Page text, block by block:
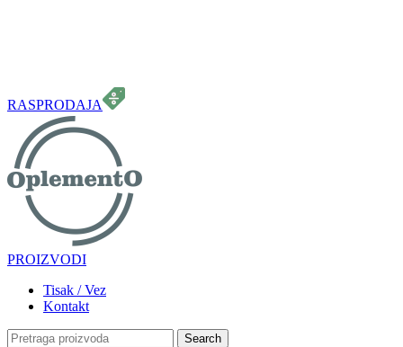
RASPRODAJA
PROIZVODI
Tisak / Vez
Kontakt
Search